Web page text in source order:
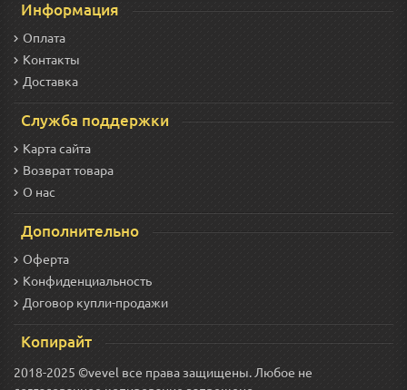
Информация
Оплата
Контакты
Доставка
Служба поддержки
Карта сайта
Возврат товара
О нас
Дополнительно
Оферта
Конфиденциальность
Договор купли-продажи
Копирайт
2018-2025 ©vevel все права защищены. Любое не